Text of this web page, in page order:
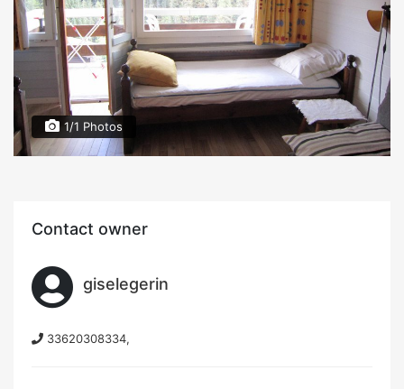
1/1 Photos
Contact owner
giselegerin
33620308334,